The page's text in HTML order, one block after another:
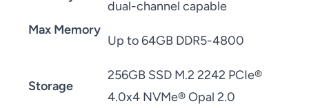
dual-channel capable
Max Memory
Up to 64GB DDR5-4800
Storage
256GB SSD M.2 2242 PCIe®
4.0x4 NVMe® Opal 2.0